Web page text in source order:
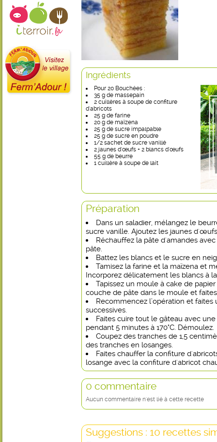
Ingrédients
Pour 20 Bouchées :
35 g de massepain
2 cuillères à soupe de confiture
d'abricots
25 g de farine
20 g de maïzena
25 g de sucre impalpable
25 g de sucre en poudre
1/2 sachet de sucre vanillé
2 jaunes d'œufs + 2 blancs d'œufs
55 g de beurre
1 cuillère à soupe de lait
Préparation
Dans un saladier, mélangez le
sucre vanille. Ajoutez les jaunes
Réchauffez la pâte d'amandes
pâte.
Battez les blancs et le sucre en
Tamisez la farine et la maïzena et
Incorporez délicatement les blancs à
Tapissez un moule à cake de
couche de pâte dans le moule et
Recommencez l’opération et
successives.
Faites cuire tout le gâteau avec
pendant 5 minutes à 170°C. Démoulez.
Coupez des tranches de 1,5
des tranches en losanges.
Faites chauffer la confiture
losange avec la confiture d'abricot
0 commentaire
Aucun commentaire n'est lié à cette recette
Suggestions : 10 recettes